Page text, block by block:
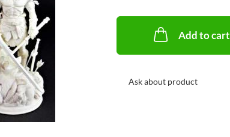
Add to cart
Ask about product